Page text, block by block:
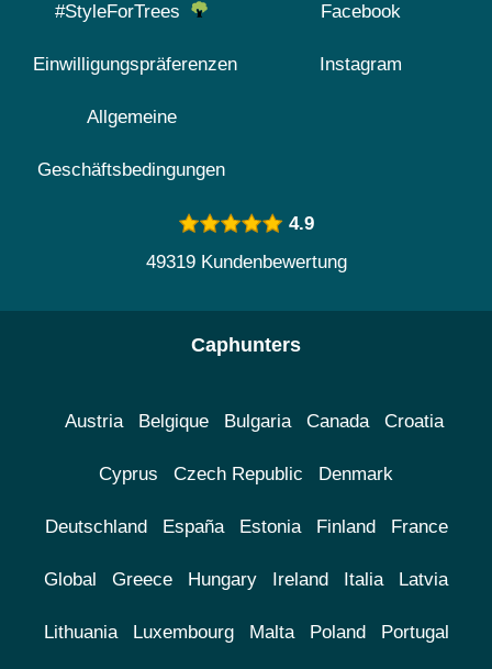
#StyleForTrees
Einwilligungspräferenzen
Allgemeine
Geschäftsbedingungen
Facebook
Instagram
4.9
49319 Kundenbewertung
Caphunters
Austria Belgique Bulgaria Canada Croatia
Cyprus Czech Republic Denmark
Deutschland España Estonia Finland France
Global Greece Hungary Ireland Italia Latvia
Lithuania Luxembourg Malta Poland Portugal